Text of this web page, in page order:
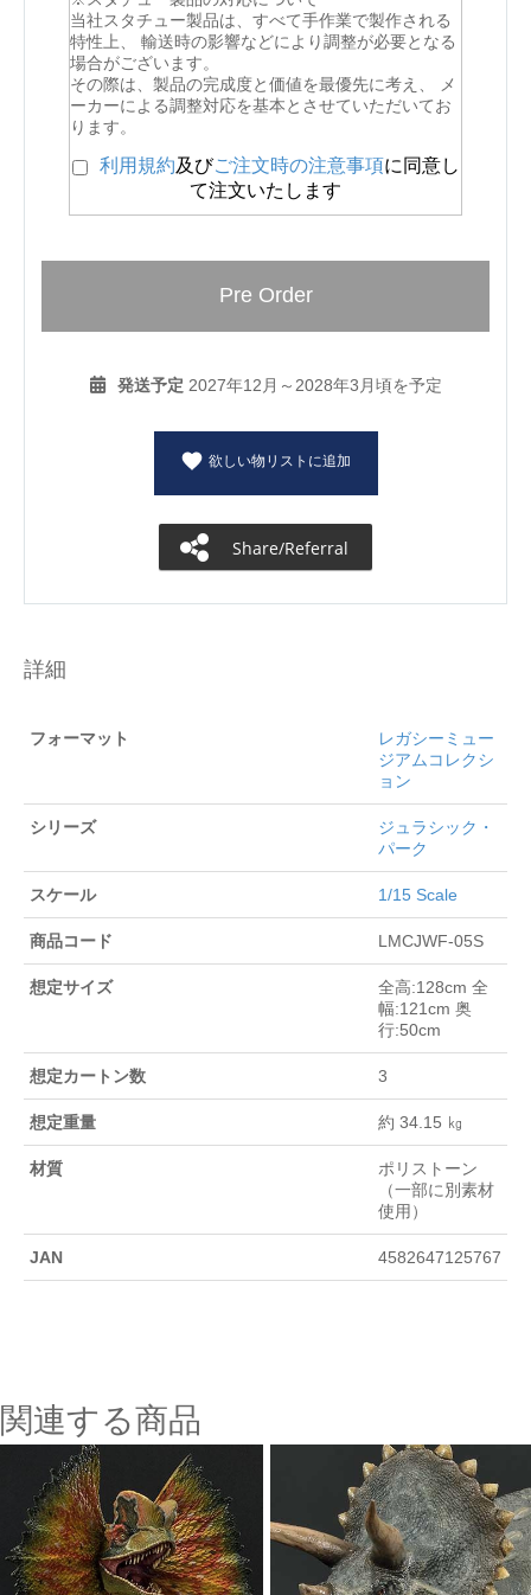
当社スタチュー製品は、すべて手作業で製作される
特性上、 輸送時の影響などにより調整が必要となる
場合がございます。
その際は、製品の完成度と価値を最優先に考え、 メ
ーカーによる調整対応を基本とさせていただいてお
ります。
利用規約及びご注文時の注意事項に同意し
て注文いたします
Pre Order
発送予定 2027年12月～2028年3月頃を予定
欲しい物リストに追加
Share/Referral
詳細
フォーマット
レガシーミュー
ジアムコレクシ
ョン
シリーズ
ジュラシック・
パーク
スケール 1/15 Scale
商品コード LMCJWF-05S
想定サイズ
全高:128cm 全
幅:121cm 奥
行:50cm
想定カートン数 3
想定重量 約 34.15 ㎏
材質
ポリストーン
（一部に別素材
使用）
JAN 4582647125767
関連する商品